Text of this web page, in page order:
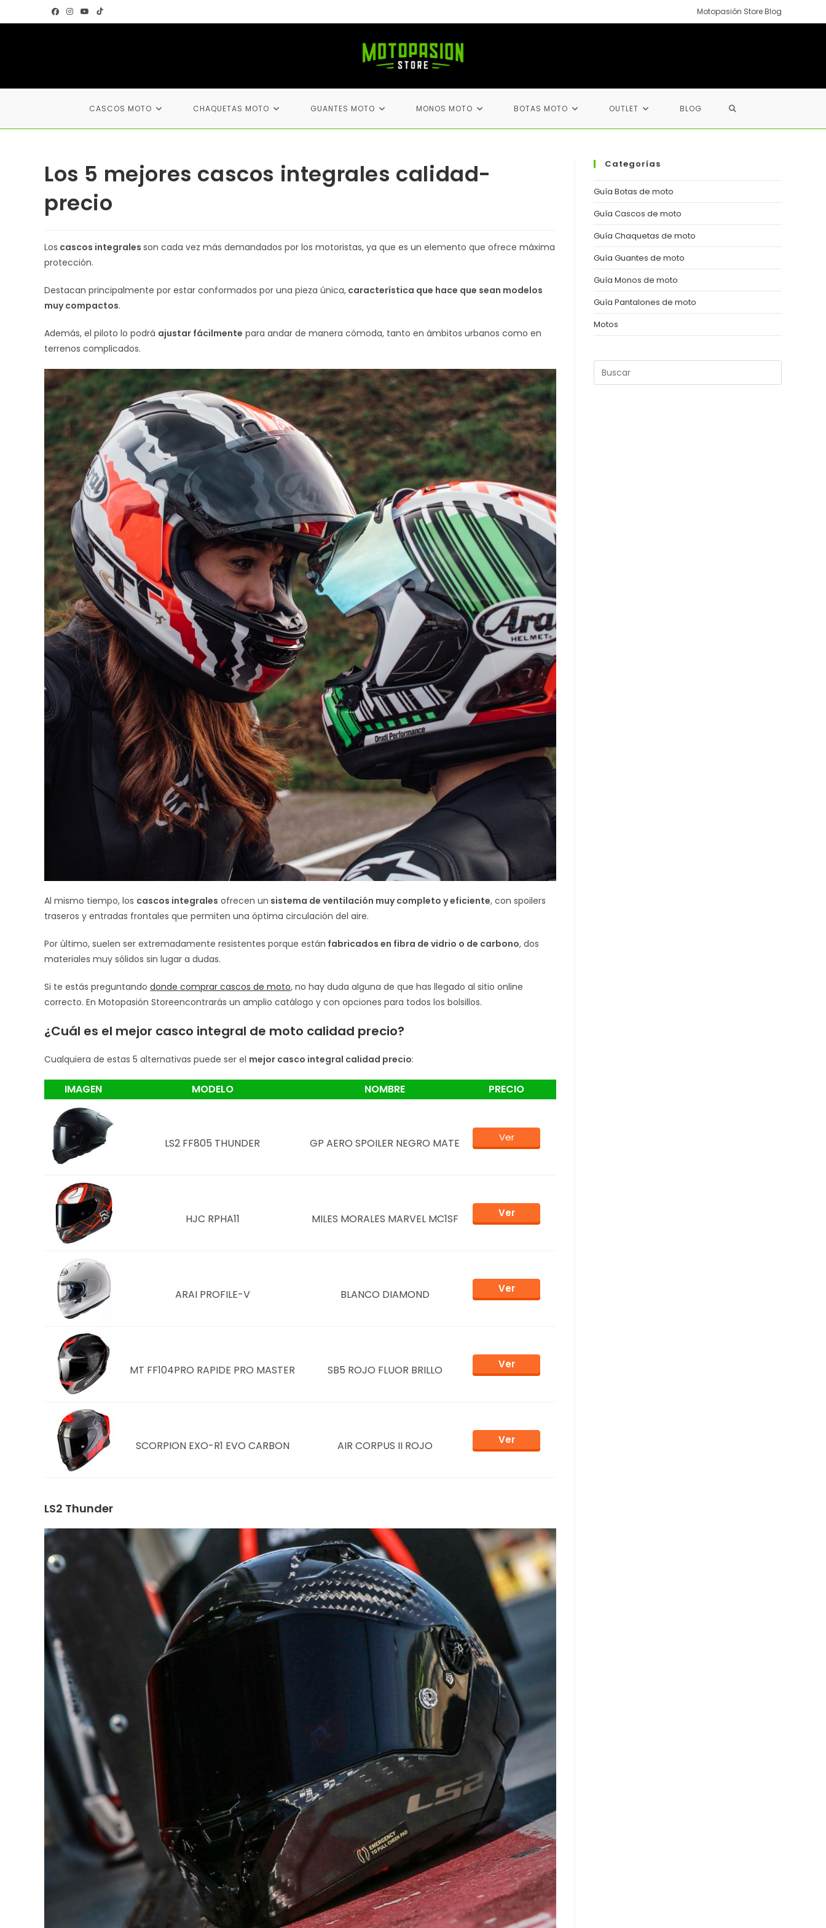
al
Motopasión Store Blog
CASCOS MOTO CHAQUETAS MOTO GUANTES MOTO MONOS MOTO BOTAS MOTO OUTLET BLOG ALTERNAR
Los 5 mejores cascos integrales calidad-
precio
Los cascos integrales son cada vez más demandados por los motoristas, ya que es un elemento que ofrece máxima
protección.
Destacan principalmente por estar conformados por una pieza única, característica que hace que sean modelos
muy compactos.
Además, el piloto lo podrá ajustar fácilmente para andar de manera cómoda, tanto en ámbitos urbanos como en
terrenos complicados.
Al mismo tiempo, los cascos integrales ofrecen un sistema de ventilación muy completo y eficiente, con spoilers
traseros y entradas frontales que permiten una óptima circulación del aire.
Por último, suelen ser extremadamente resistentes porque están fabricados en fibra de vidrio o de carbono, dos
materiales muy sólidos sin lugar a dudas.
Si te estás preguntando donde comprar cascos de moto, no hay duda alguna de que has llegado al sitio online
correcto. En Motopasión Storeencontrarás un amplio catálogo y con opciones para todos los bolsillos.
¿Cuál es el mejor casco integral de moto calidad precio?
Cualquiera de estas 5 alternativas puede ser el mejor casco integral calidad precio:
IMAGEN MODELO NOMBRE PRECIO
LS2 FF805 THUNDER GP AERO SPOILER NEGRO MATE Ver
HJC RPHA11 MILES MORALES MARVEL MC1SF Ver
ARAI PROFILE-V BLANCO DIAMOND Ver
MT FF104PRO RAPIDE PRO MASTER SB5 ROJO FLUOR BRILLO Ver
SCORPION EXO-R1 EVO CARBON AIR CORPUS II ROJO Ver
LS2 Thunder
Categorías
Guía Botas de moto
Guía Cascos de moto
Guía Chaquetas de moto
Guía Guantes de moto
Guía Monos de moto
Guía Pantalones de moto
Motos
Escape